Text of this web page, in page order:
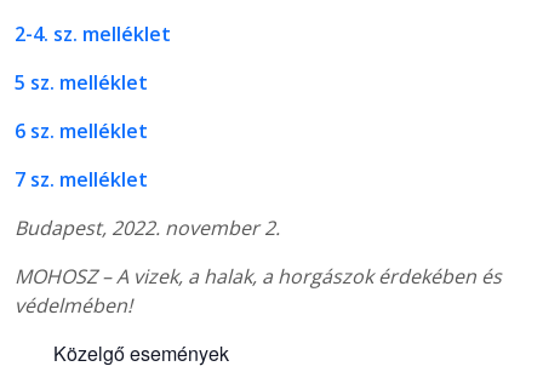
2-4. sz. melléklet
5 sz. melléklet
6 sz. melléklet
7 sz. melléklet
Budapest, 2022. november 2.
MOHOSZ – A vizek, a halak, a horgászok érdekében és
védelmében!
Közelgő események